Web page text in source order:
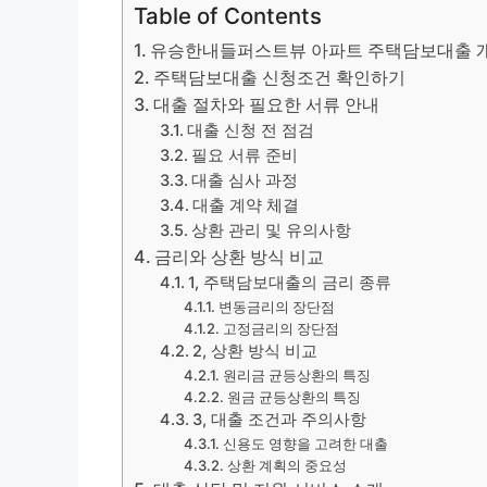
Table of Contents
유승한내들퍼스트뷰 아파트 주택담보대출
주택담보대출 신청조건 확인하기
대출 절차와 필요한 서류 안내
대출 신청 전 점검
필요 서류 준비
대출 심사 과정
대출 계약 체결
상환 관리 및 유의사항
금리와 상환 방식 비교
1, 주택담보대출의 금리 종류
변동금리의 장단점
고정금리의 장단점
2, 상환 방식 비교
원리금 균등상환의 특징
원금 균등상환의 특징
3, 대출 조건과 주의사항
신용도 영향을 고려한 대출
상환 계획의 중요성